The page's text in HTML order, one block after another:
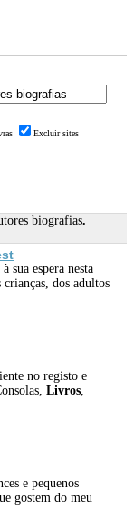
Excluir sites
biografias.
sua espera nesta
crianças, dos adultos
no registo e
Livros
e pequenos
gostem do meu